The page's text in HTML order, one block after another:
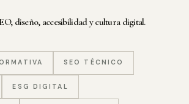
diseño, accesibilidad y cultura digital.
SEO TÉCNICO
ESG DIGITAL